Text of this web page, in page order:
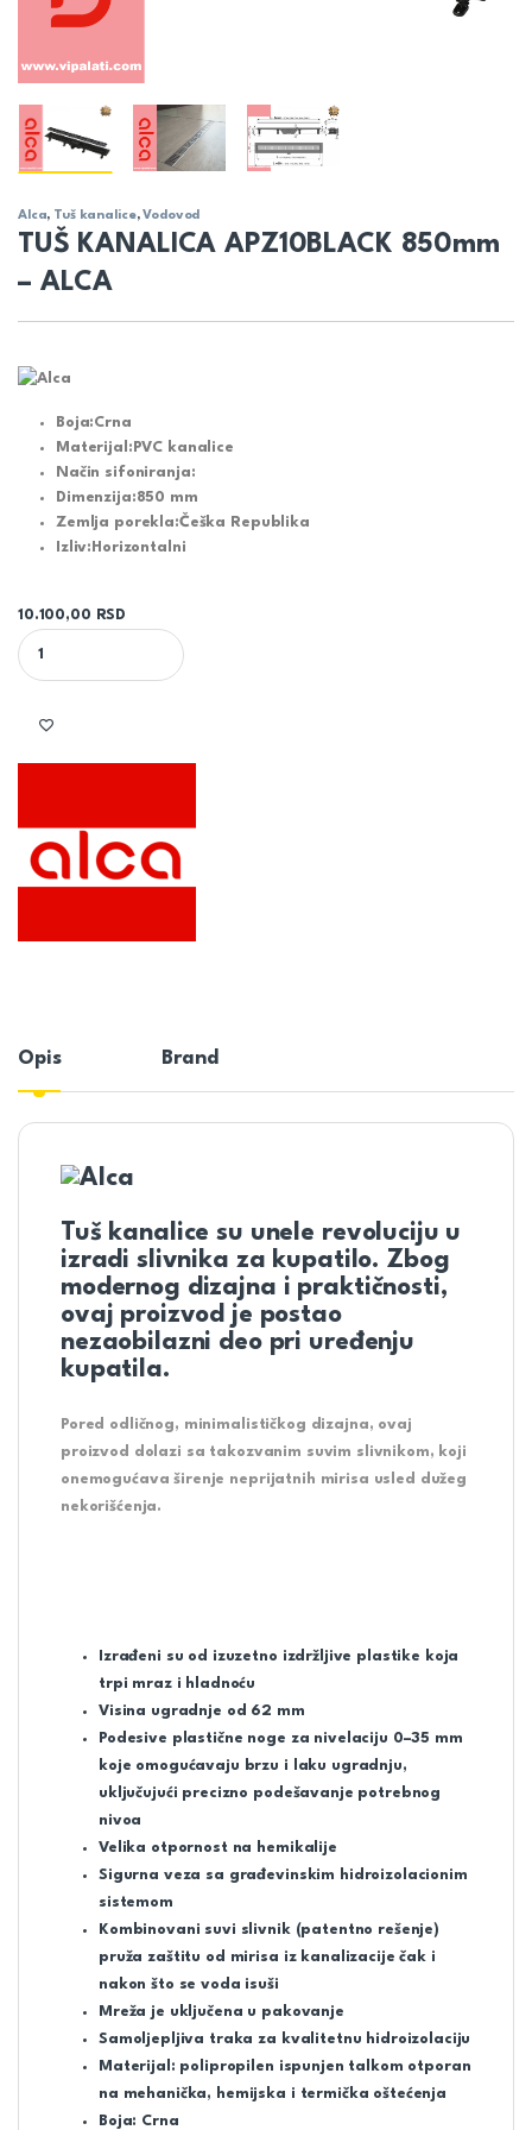
Alca, Tuš kanalice,Vodovod
TUŠ KANALICA APZ10BLACK 850mm
– ALCA
Boja:Crna
Materijal: PVC kanalice
Način sifoniranja:
Dimenzija:850 mm
Zemlja porekla:Češka Republika
Izliv: Horizontalni
10.100,00
RSD
TUŠ KANALICA APZ10BLACK 850mm - ALCA quantity
Opis Brand
Tuš kanalice su unele revoluciju u
izradi slivnika za kupatilo. Zbog
modernog dizajna i praktičnosti,
ovaj proizvod je postao
nezaobilazni deo pri uređenju
kupatila.
Pored odličnog, minimalističkog dizajna, ovaj
proizvod dolazi sa takozvanim suvim slivnikom, koji
onemogućava širenje neprijatnih mirisa usled dužeg
nekorišćenja.
Izrađeni su od izuzetno izdržljive plastike koja
trpi mraz i hladnoću
Visina ugradnje od 62 mm
Podesive plastične noge za nivelaciju 0–35 mm
koje omogućavaju brzu i laku ugradnju,
uključujući precizno podešavanje potrebnog
nivoa
Velika otpornost na hemikalije
Sigurna veza sa građevinskim hidroizolacionim
sistemom
Kombinovani suvi slivnik (patentno rešenje)
pruža zaštitu od mirisa iz kanalizacije čak i
nakon što se voda isuši
Mreža je uključena u pakovanje
Samoljepljiva traka za kvalitetnu hidroizolaciju
Materijal: polipropilen ispunjen talkom otporan
na mehanička, hemijska i termička oštećenja
Boja: Crna